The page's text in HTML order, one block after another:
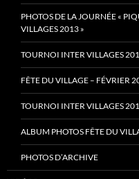
PHOTOS DE LA JOURNÉE «
VILLAGES 2013 »
TOURNOI INTER VILLAGES
FÊTE DU VILLAGE – FÉVRIER
TOURNOI INTER VILLAGES
ALBUM PHOTOS FÊTE DU
PHOTOS D’ARCHIVE